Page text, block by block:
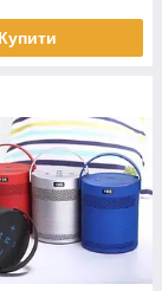
Купити